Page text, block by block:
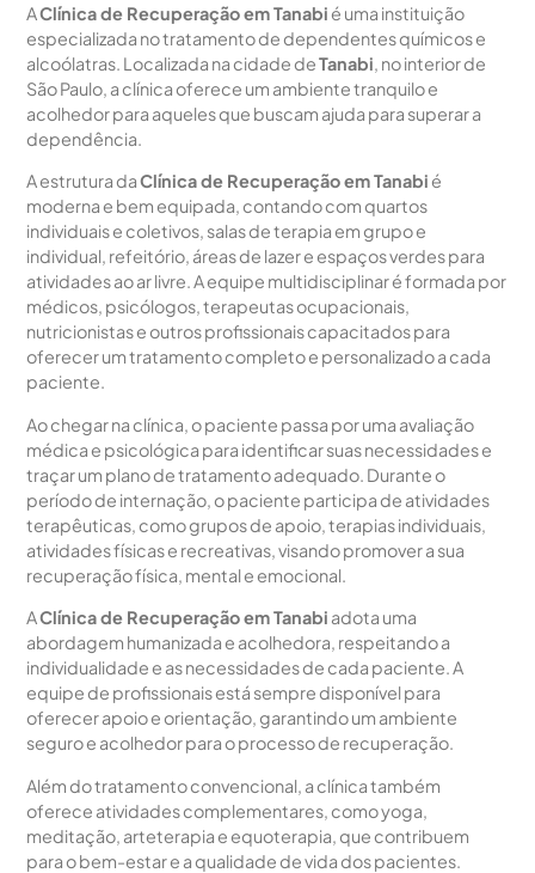
AClínica de Recuperação em Tanabi é uma instituição
especializada no tratamento de dependentes químicos e
alcoólatras. Localizada na cidade deTanabi, no interior de
São Paulo, a clínica oferece um ambiente tranquilo e
acolhedor para aqueles que buscam ajuda para superar a
dependência.
A estrutura daClínica de Recuperação em Tanabi é
moderna e bem equipada, contando com quartos
individuais e coletivos, salas de terapia em grupo e
individual, refeitório, áreas de lazer e espaços verdes para
atividades ao ar livre. A equipe multidisciplinar é formada por
médicos, psicólogos, terapeutas ocupacionais,
nutricionistas e outros profissionais capacitados para
oferecer um tratamento completo e personalizado a cada
paciente.
Ao chegar na clínica, o paciente passa por uma avaliação
médica e psicológica para identificar suas necessidades e
traçar um plano de tratamento adequado. Durante o
período de internação, o paciente participa de atividades
terapêuticas, como grupos de apoio, terapias individuais,
atividades físicas e recreativas, visando promover a sua
recuperação física, mental e emocional.
AClínica de Recuperação em Tanabi adota uma
abordagem humanizada e acolhedora, respeitando a
individualidade e as necessidades de cada paciente. A
equipe de profissionais está sempre disponível para
oferecer apoio e orientação, garantindo um ambiente
seguro e acolhedor para o processo de recuperação.
Além do tratamento convencional, a clínica também
oferece atividades complementares, como yoga,
meditação, arteterapia e equoterapia, que contribuem
para o bem-estar e a qualidade de vida dos pacientes.